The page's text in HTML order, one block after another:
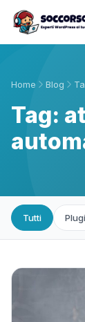
Home Blog
Tag:
Tutti